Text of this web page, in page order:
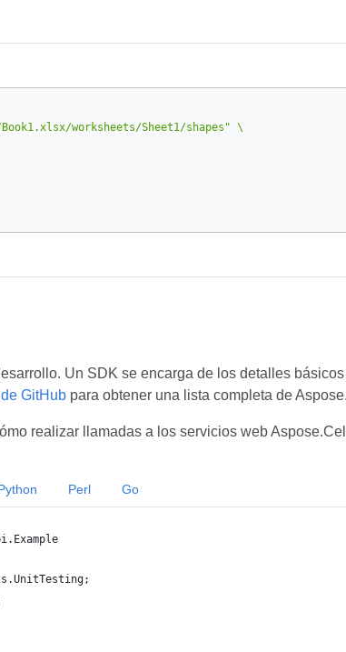
worksheets/Sheet1/shapes"
Un SDK se encarga de los detalles
GitHubpara obtener una lista completa de
realizar llamadas a los servicios web
. Example
.UnitTesting;
Perl Go